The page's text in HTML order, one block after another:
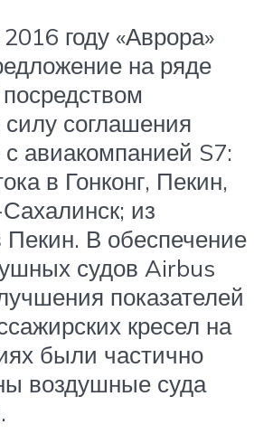
году «Аврора»
на ряде
соглашения
авиакомпанией S7:
в Гонконг, Пекин,
из
Пекин. В обеспечение
судов Airbus
показателей
кресел на
были частично
воздушные суда